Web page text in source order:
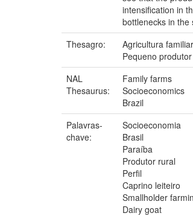
intensification in
bottlenecks in the
Thesagro:
Agricultura familiar
Pequeno produtor
NAL
Thesaurus:
Family farms
Socioeconomics
Brazil
Palavras-
chave:
Socioeconomia
Brasil
Paraíba
Produtor rural
Perfil
Caprino leiteiro
Smallholder
Dairy goat